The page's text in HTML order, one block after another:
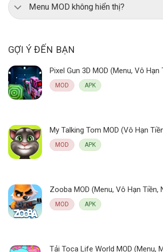
Menu MOD không hiển thị?
GỢI Ý ĐẾN BẠN
MOD APK
MOD APK
MOD APK